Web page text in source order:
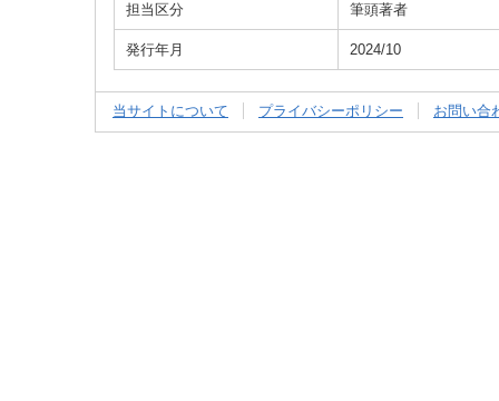
担当区分 筆頭著者
発行年月 2024/10
当サイトについて プライバシーポリシー お問い合